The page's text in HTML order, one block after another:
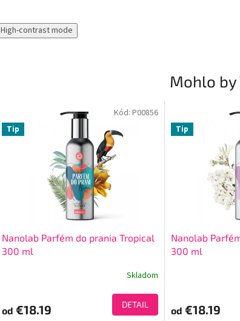
High-contrast mode
Mohlo by
Tip
Nanolab Parfém do prania Tropical
300 ml
Skladom
od €18.19 DETAIL
Kód:P00856
Tip
Nanolab
300 ml
od €18.19